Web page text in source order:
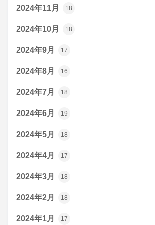
2024年11月 18
2024年10月 18
2024年9月 17
2024年8月 16
2024年7月 18
2024年6月 19
2024年5月 18
2024年4月 17
2024年3月 18
2024年2月 18
2024年1月 17